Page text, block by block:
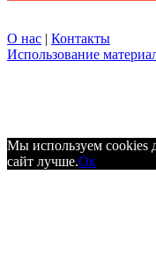
О нас | Контакты
Использование
Мы используем cookies
сайт лучше.Ок